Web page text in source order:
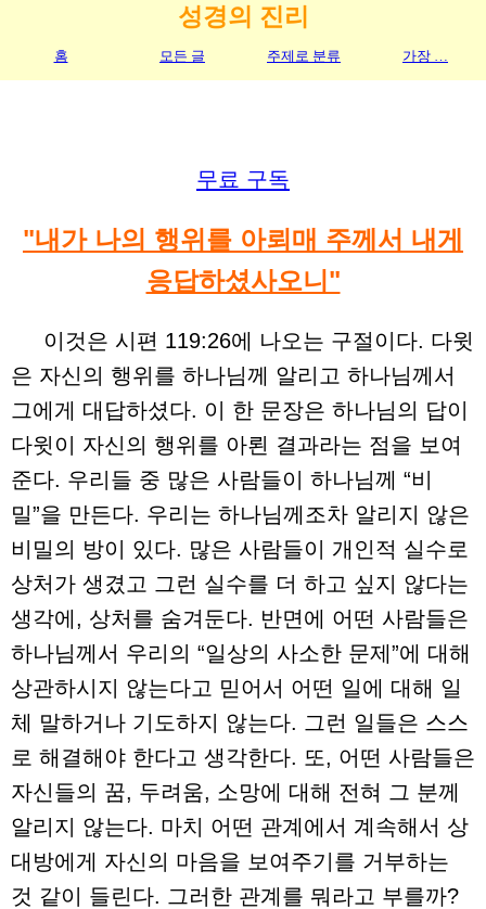
성경의 진리
홈 모든 글 주제로 분류 가장 …
무료 구독
"내가 나의 행위를 아뢰매 주께서 내게
응답하셨사오니"
이것은 시편 119:26에 나오는 구절이다. 다윗
은 자신의 행위를 하나님께 알리고 하나님께서
그에게 대답하셨다. 이 한 문장은 하나님의 답이
다윗이 자신의 행위를 아뢴 결과라는 점을 보여
준다. 우리들 중 많은 사람들이 하나님께 “비
밀”을 만든다. 우리는 하나님께조차 알리지 않은
비밀의 방이 있다. 많은 사람들이 개인적 실수로
상처가 생겼고 그런 실수를 더 하고 싶지 않다는
생각에, 상처를 숨겨둔다. 반면에 어떤 사람들은
하나님께서 우리의 “일상의 사소한 문제”에 대해
상관하시지 않는다고 믿어서 어떤 일에 대해 일
체 말하거나 기도하지 않는다. 그런 일들은 스스
로 해결해야 한다고 생각한다. 또, 어떤 사람들은
자신들의 꿈, 두려움, 소망에 대해 전혀 그 분께
알리지 않는다. 마치 어떤 관계에서 계속해서 상
대방에게 자신의 마음을 보여주기를 거부하는
것 같이 들린다. 그러한 관계를 뭐라고 부를까?